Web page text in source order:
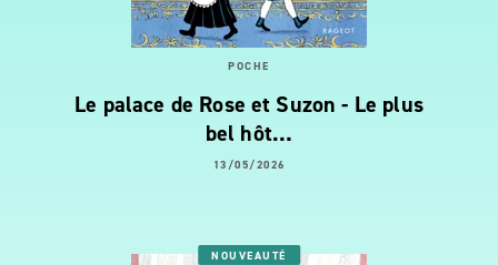
POCHE
Le palace de Rose et Suzon - Le plus
bel hôt…
13/05/2026
NOUVEAUTÉ